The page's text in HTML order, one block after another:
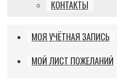
КОНТАКТЫ
МОЯ УЧЁТНАЯ ЗАПИСЬ
МОЙ ЛИСТ ПОЖЕЛАНИЙ